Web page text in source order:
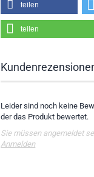
teilen
teilen
Leider sind noch keine
der das Produkt bewertet.
Sie müssen angemeldet
Anmelden